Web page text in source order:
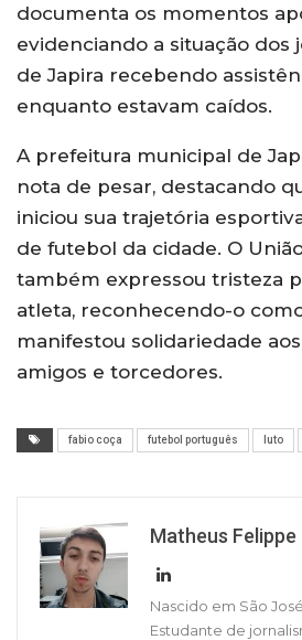
documenta os momentos
evidenciando a situação dos
de Japira recebendo
enquanto estavam caídos.
A prefeitura municipal de
nota de pesar, destacando
iniciou sua trajetória
de futebol da cidade. O
também expressou tristeza
atleta, reconhecendo-o
manifestou solidariedade
amigos e torcedores.
fabio coça futebol português luto
Matheus Felippe
Nascido em São
Estudante de